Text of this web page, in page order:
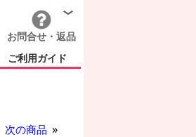
お問合せ・返品
ご利用ガイド
次の商品